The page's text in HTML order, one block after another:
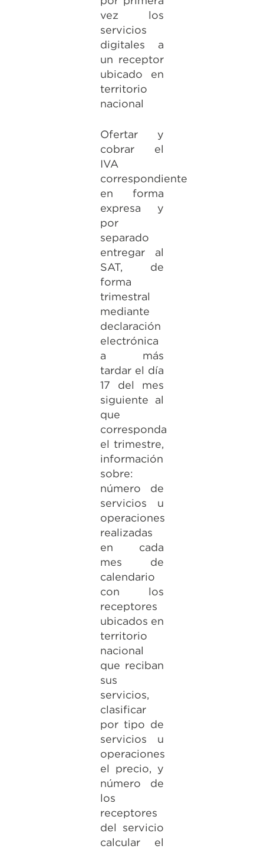
vez los
servicios
digitales a
un receptor
ubicado en
territorio
nacional
Ofertar y
cobrar el
IVA
correspondiente
en forma
expresa y
por
separado
entregar al
SAT, de
forma
trimestral
mediante
declaración
electrónica
a más
tardar el día
17 del mes
siguiente al
que
corresponda
el trimestre,
información
sobre:
número de
servicios u
operaciones
realizadas
en cada
mes de
calendario
con los
receptores
ubicados en
territorio
nacional
que reciban
sus
servicios,
clasificar
por tipo de
servicios u
operaciones
el precio, y
número de
los
receptores
del servicio
calcular el